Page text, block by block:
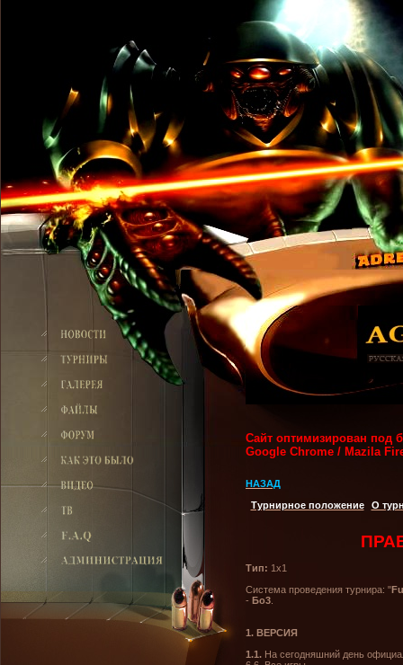
Сайт оптимизирован под
Google Chrome / Mazila
НАЗАД
Турнирное положение
О
Тип: 1х1
Система проведения турнира: "
- Бо3
1. ВЕРСИЯ
1.1. На сегодняшний день